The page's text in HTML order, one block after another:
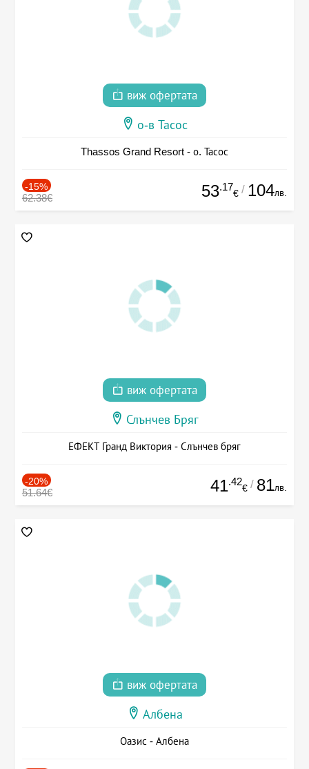
виж офертата
о-в Тасос
Thassos Grand Resort - о. Тасос
-15%
62.38€ 53.17
€ / 104лв.
виж офертата
Слънчев Бряг
ЕФЕКТ Гранд Виктория - Слънчев бряг
-20%
51.64€ 41.42
€ / 81лв.
виж офертата
Албена
Оазис - Албена